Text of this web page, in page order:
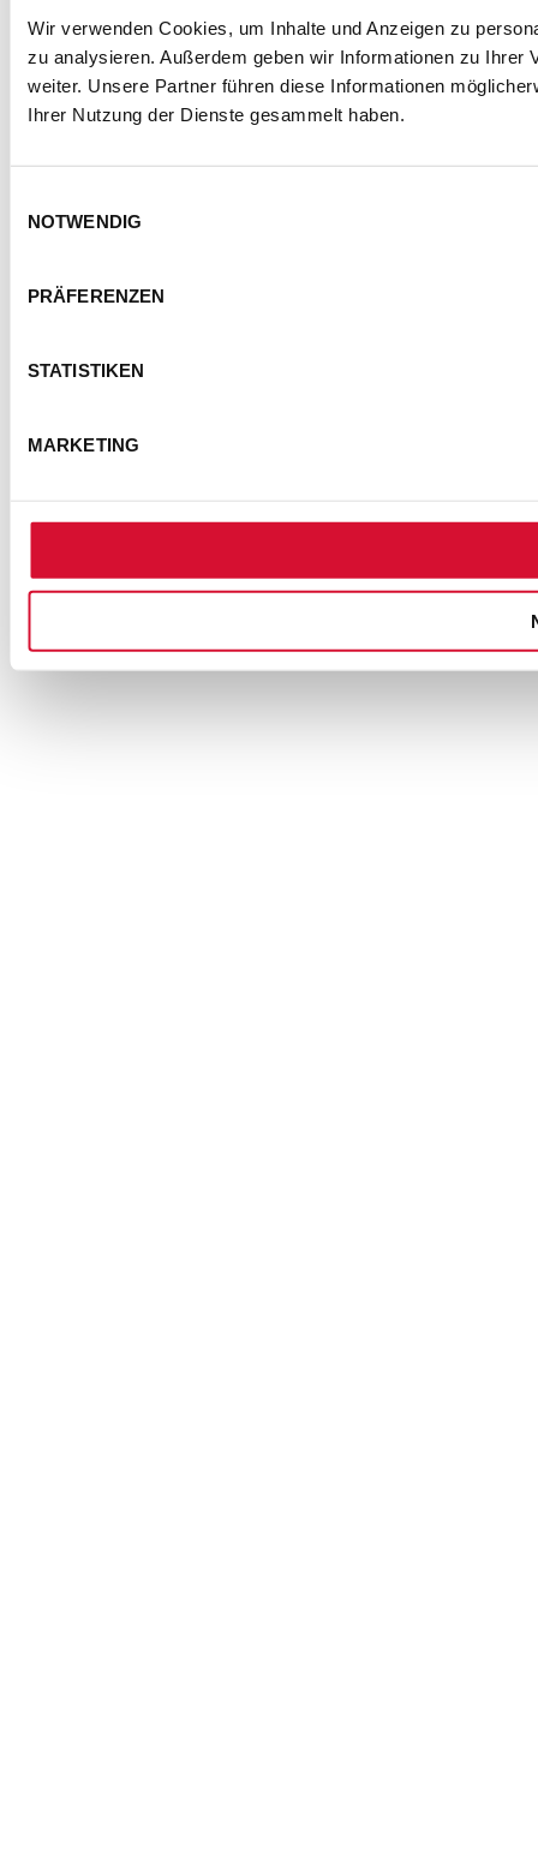
Wir verwenden Cookies, um Inhalte und Anzeigen zu
zu analysieren. Außerdem geben wir Informationen zu Ihrer
weiter. Unsere Partner führen diese Informationen
Ihrer Nutzung der Dienste gesammelt haben.
NOTWENDIG
PRÄFERENZEN
STATISTIKEN
MARKETING